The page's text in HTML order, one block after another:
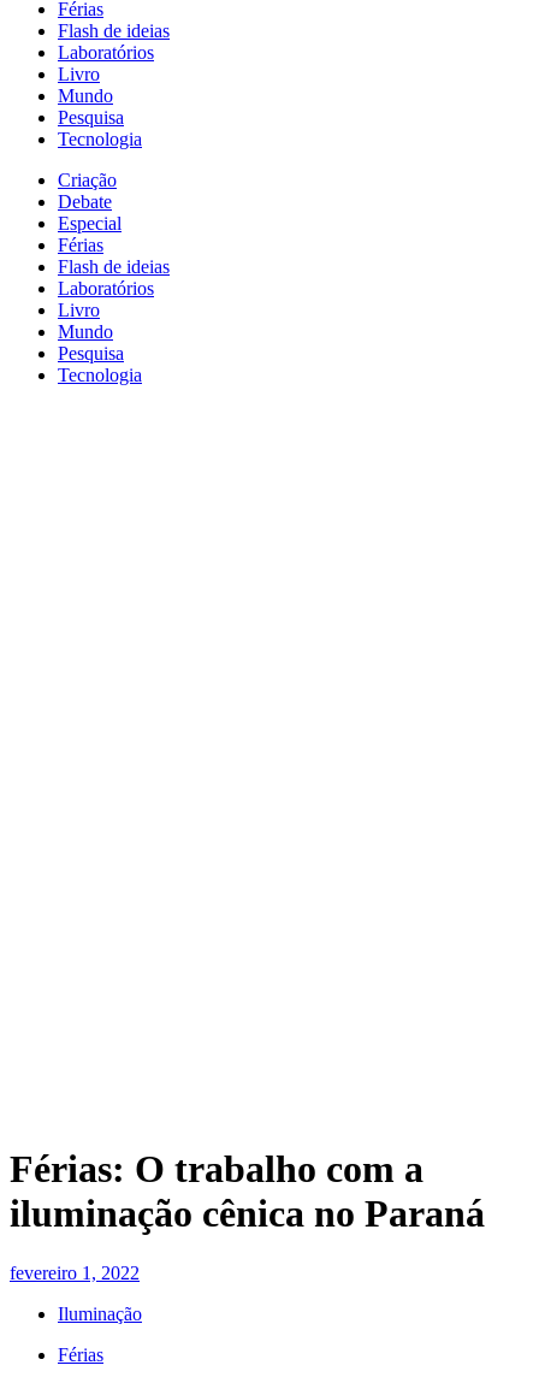
Férias
Flash de ideias
Laboratórios
Livro
Mundo
Pesquisa
Tecnologia
Criação
Debate
Especial
Férias
Flash de ideias
Laboratórios
Livro
Mundo
Pesquisa
Tecnologia
Férias: O trabalho com a
iluminação cênica no Paraná
fevereiro 1, 2022
Iluminação
Férias